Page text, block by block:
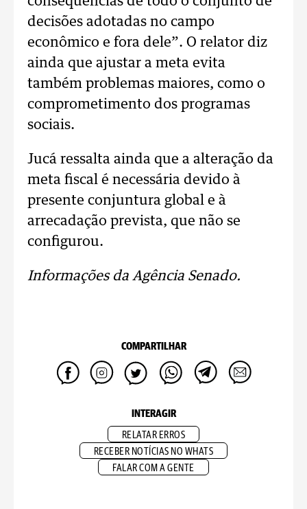
decisões adotadas no campo
econômico e fora dele”. O relator diz
ainda que ajustar a meta evita
também problemas maiores, como o
comprometimento dos programas
sociais.
Jucá ressalta ainda que a alteração da
meta fiscal é necessária devido à
presente conjuntura global e à
arrecadação prevista, que não se
configurou.
Informações da Agência Senado.
COMPARTILHAR
INTERAGIR
RELATAR ERROS
RECEBER NOTÍCIAS NO WHATS
FALAR COM A GENTE